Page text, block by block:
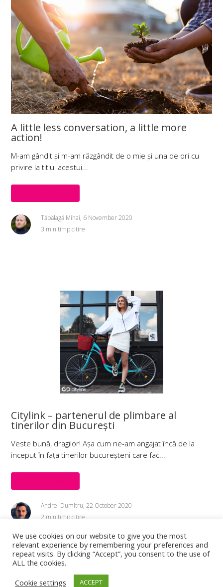
A little less conversation, a little more
action!
M-am gândit și m-am răzgândit de o mie și una de ori cu
privire la titlul acestui...
Tăpălagă Mihai, 6 November 2020
3 min timp citire
Citylink – partenerul de plimbare al
tinerilor din București
Veste bună, dragilor! Așa cum ne-am angajat încă de la
inceput în fața tinerilor bucureșteni care fac...
Andrei Dumitru, 22 October 2020
2 min timp citire
We use cookies on our website to give you the most
relevant experience by remembering your preferences and
repeat visits. By clicking “Accept”, you consent to the use of
ALL the cookies.
Cookie settings
ACCEPT